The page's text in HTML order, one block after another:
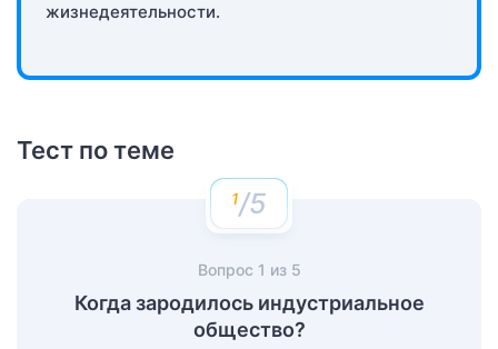
жизнедеятельности.
Тест по теме
/5
Вопрос 1 из 5
Когда зародилось индустриальное
общество?